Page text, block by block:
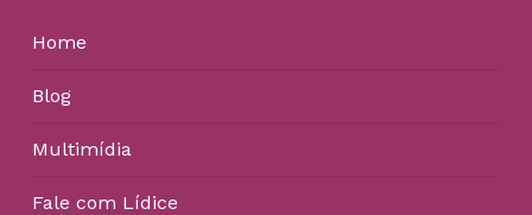
Home
Blog
Multimídia
Fale com Lídice